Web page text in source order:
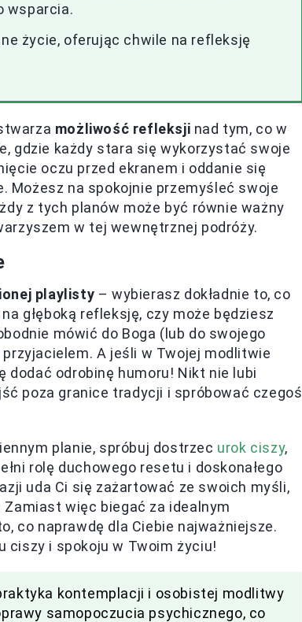
wsparcia.
życie, oferując chwile na refleksję
możliwość refleksji nad tym, co w
gdzie każdy stara się wykorzystać swoje
oczu przed ekranem i oddanie się
Możesz na spokojnie przemyśleć swoje
z tych planów może być równie ważny
w tej wewnętrznej podróży.
playlisty – wybierasz dokładnie to, co
głęboką refleksję, czy może będziesz
mówić do Boga (lub do swojego
A jeśli w Twojej modlitwie
odrobinę humoru! Nikt nie lubi
poza granice tradycji i spróbować czegoś
planie, spróbuj dostrzec urok ciszy,
rolę duchowego resetu i doskonałego
uda Ci się zażartować ze swoich myśli,
Zamiast więc biegać za idealnym
co naprawdę dla Ciebie najważniejsze.
ciszy i spokoju w Twoim życiu!
kontemplacji i osobistej modlitwy
samopoczucia psychicznego, co